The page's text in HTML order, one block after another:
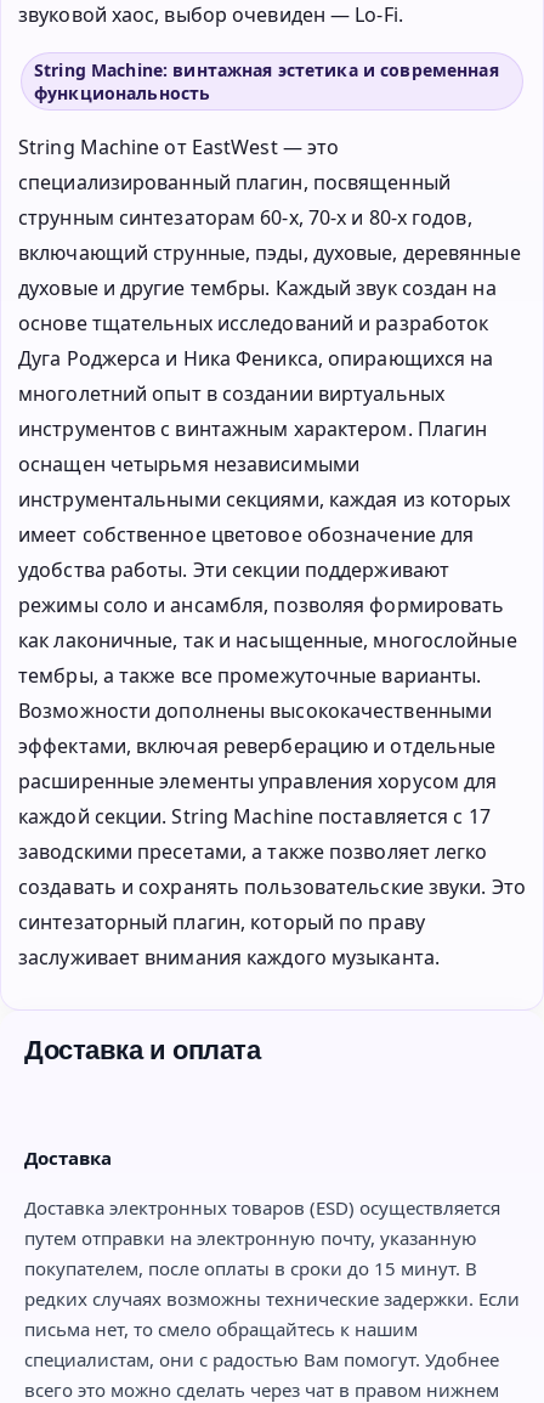
звуковой хаос, выбор очевиден — Lo-Fi.
String Machine: винтажная эстетика и современная
функциональность
String Machine от EastWest — это
специализированный плагин, посвященный
струнным синтезаторам 60‑х, 70‑х и 80‑х годов,
включающий струнные, пэды, духовые, деревянные
духовые и другие тембры. Каждый звук создан на
основе тщательных исследований и разработок
Дуга Роджерса и Ника Феникса, опирающихся на
многолетний опыт в создании виртуальных
инструментов с винтажным характером. Плагин
оснащен четырьмя независимыми
инструментальными секциями, каждая из которых
имеет собственное цветовое обозначение для
удобства работы. Эти секции поддерживают
режимы соло и ансамбля, позволяя формировать
как лаконичные, так и насыщенные, многослойные
тембры, а также все промежуточные варианты.
Возможности дополнены высококачественными
эффектами, включая реверберацию и отдельные
расширенные элементы управления хорусом для
каждой секции. String Machine поставляется с 17
заводскими пресетами, а также позволяет легко
создавать и сохранять пользовательские звуки. Это
синтезаторный плагин, который по праву
заслуживает внимания каждого музыканта.
Доставка и оплата
Доставка
Доставка электронных товаров (ESD) осуществляется
путем отправки на электронную почту, указанную
покупателем, после оплаты в сроки до 15 минут. В
редких случаях возможны технические задержки. Если
письма нет, то смело обращайтесь к нашим
специалистам, они с радостью Вам помогут. Удобнее
всего это можно сделать через чат в правом нижнем